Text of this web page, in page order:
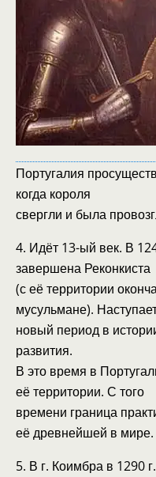
Португалия
когда короля
свергли и была
4. Идёт 13-ый век. В
завершена Реконкиста
(с её территории
мусульмане).
новый период в
развития.
В это время в
её территории. С того
времени граница
её древнейшей в мире.
5. В г. Коимбра в 1290